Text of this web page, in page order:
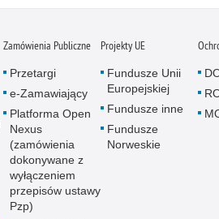
Zamówienia Publiczne
Przetargi
e-Zamawiający
Platforma Open
Nexus
(zamówienia
dokonywane z
wyłączeniem
przepisów ustawy
Pzp)
Projekty UE
Fundusze Unii
Europejskiej
Fundusze inne
Fundusze
Norweskie